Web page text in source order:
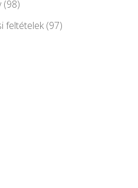
(98)
feltételek(97)